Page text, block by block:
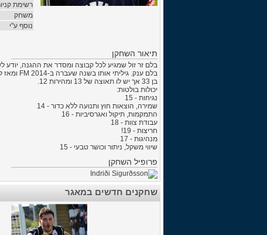
רשימת
משחק
נוסף ע"י
תיאור השחקן
בלם זר זול שמגיע לכל קבוצה ומסדר את ההגנה, יודע
בלם ענק. גיליתי אותו בשנה שעברה ב-FM 2014 ומאז לכל קבוצה אני מביא את הגרזן המנוסה הזה.
בן 33 אך יש לו תאוצה של 13 ומהירות 12.
יכולות בולטות:
נגיחות - 15
שמירה, הוצאות חוץ ותנועה ללא כדור - 14
התמקמות, תיקול ואגרסיביות - 16
עבודת צוות - 18
חריצות - 19!
מנהיגות - 17
שיווי משקל, ניתור וכושר טבעי - 15
פרופיל השחקן
שחקנים חדשים במאגר